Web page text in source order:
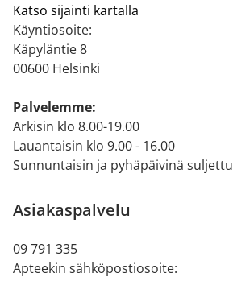
Katso sijainti kartalla
Käyntiosoite:
Käpyläntie 8
00600 Helsinki
Palvelemme:
Arkisin klo 8.00-19.00
Lauantaisin klo 9.00 - 16.00
Sunnuntaisin ja pyhäpäivinä suljettu
Asiakaspalvelu
09 791 335
Apteekin sähköpostiosoite: